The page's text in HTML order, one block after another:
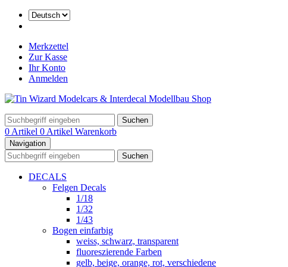
Merkzettel
Zur Kasse
Ihr Konto
Anmelden
Suchen
0 Artikel 0 Artikel Warenkorb
Navigation
Suchen
DECALS
Felgen Decals
1/18
1/32
1/43
Bogen einfarbig
weiss, schwarz, transparent
fluoreszierende Farben
gelb, beige, orange, rot, verschiedene